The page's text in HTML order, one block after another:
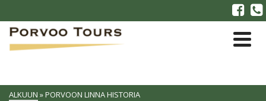
ALKUUN »PORVOON LINNA HISTORIA